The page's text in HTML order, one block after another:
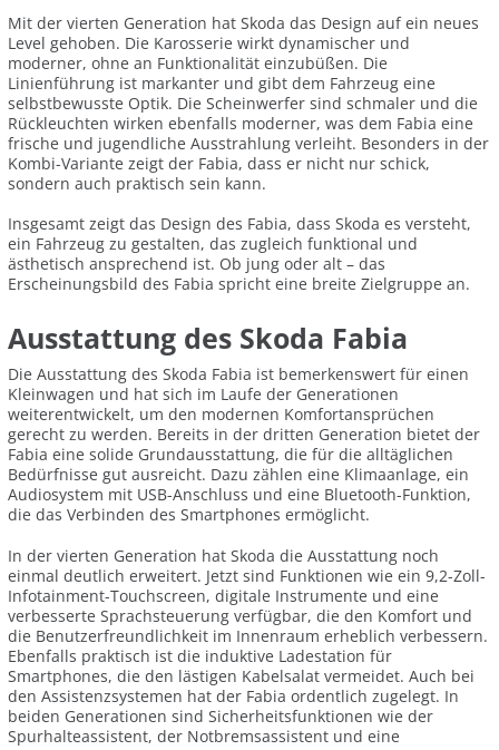
Mit der vierten Generation hat Skoda das Design auf ein neues
Level gehoben. Die Karosserie wirkt dynamischer und
moderner, ohne an Funktionalität einzubüßen. Die
Linienführung ist markanter und gibt dem Fahrzeug eine
selbstbewusste Optik. Die Scheinwerfer sind schmaler und die
Rückleuchten wirken ebenfalls moderner, was dem Fabia eine
frische und jugendliche Ausstrahlung verleiht. Besonders in der
Kombi-Variante zeigt der Fabia, dass er nicht nur schick,
sondern auch praktisch sein kann.
Insgesamt zeigt das Design des Fabia, dass Skoda es versteht,
ein Fahrzeug zu gestalten, das zugleich funktional und
ästhetisch ansprechend ist. Ob jung oder alt – das
Erscheinungsbild des Fabia spricht eine breite Zielgruppe an.
Ausstattung des Skoda Fabia
Die Ausstattung des Skoda Fabia ist bemerkenswert für einen
Kleinwagen und hat sich im Laufe der Generationen
weiterentwickelt, um den modernen Komfortansprüchen
gerecht zu werden. Bereits in der dritten Generation bietet der
Fabia eine solide Grundausstattung, die für die alltäglichen
Bedürfnisse gut ausreicht. Dazu zählen eine Klimaanlage, ein
Audiosystem mit USB-Anschluss und eine Bluetooth-Funktion,
die das Verbinden des Smartphones ermöglicht.
In der vierten Generation hat Skoda die Ausstattung noch
einmal deutlich erweitert. Jetzt sind Funktionen wie ein 9,2-Zoll-
Infotainment-Touchscreen, digitale Instrumente und eine
verbesserte Sprachsteuerung verfügbar, die den Komfort und
die Benutzerfreundlichkeit im Innenraum erheblich verbessern.
Ebenfalls praktisch ist die induktive Ladestation für
Smartphones, die den lästigen Kabelsalat vermeidet. Auch bei
den Assistenzsystemen hat der Fabia ordentlich zugelegt. In
beiden Generationen sind Sicherheitsfunktionen wie der
Spurhalteassistent, der Notbremsassistent und eine